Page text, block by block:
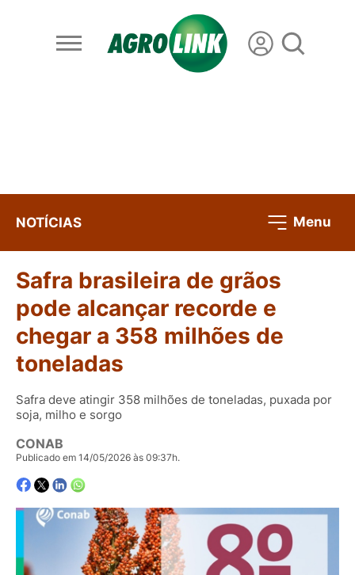
NOTÍCIAS Menu
Safra brasileira de grãos
pode alcançar recorde e
chegar a 358 milhões de
toneladas
Safra deve atingir 358 milhões de toneladas, puxada por
soja, milho e sorgo
CONAB
Publicado em 14/05/2026 às 09:37h.